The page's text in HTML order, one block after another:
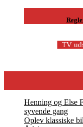
TV
Henning og Else
syvende gang
Oplev klassiske